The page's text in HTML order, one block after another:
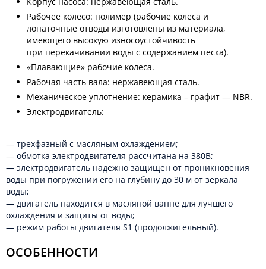
Рабочее колесо: полимер (рабочие колеса и
лопаточные отводы изготовлены из материала,
имеющего высокую износоустойчивость
при перекачивании воды с содержанием песка).
«Плавающие» рабочие колеса.
Рабочая часть вала: нержавеющая сталь.
Механическое уплотнение: керамика – графит — NBR.
Электродвигатель:
— трехфазный с масляным охлаждением;
— обмотка электродвигателя рассчитана на 380В;
— электродвигатель надежно защищен от проникновения
воды при погружении его на глубину до 30 м от зеркала
воды;
— двигатель находится в масляной ванне для лучшего
охлаждения и защиты от воды;
— режим работы двигателя S1 (продолжительный).
ОСОБЕННОСТИ